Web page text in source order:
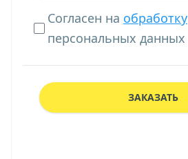
Согласен на обработку
персональных данных
ЗАКАЗАТЬ